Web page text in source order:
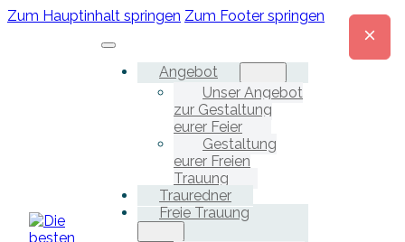
Zum Hauptinhalt springen Zum Footer springen
Angebot
Unser Angebot
zur Gestaltung
eurer Feier
Gestaltung
eurer Freien
Trauung
Trauredner
Freie Trauung